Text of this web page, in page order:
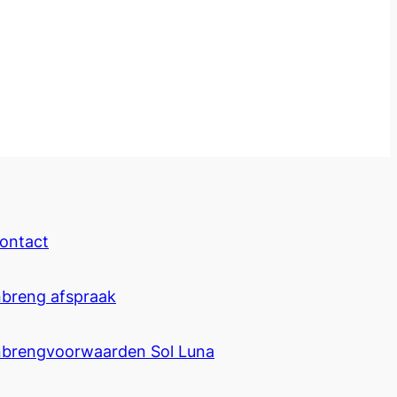
afspraak
Sol Luna